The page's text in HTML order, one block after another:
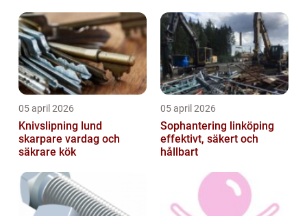
05 april 2026
Knivslipning lund
skarpare vardag och
säkrare kök
05 april 2026
Sophantering linköping
effektivt, säkert och
hållbart